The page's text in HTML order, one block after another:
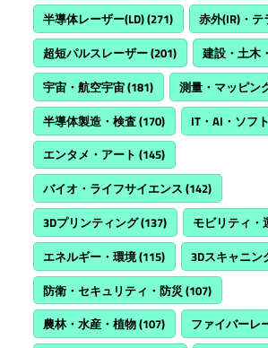
半導体レーザー(LD)(271) 赤外(IR)・テ
超短パルスレーザー(201) 建設・土木
宇宙・航空宇宙(181) 測量・マッピン
半導体製造・検査(170) IT・AI・ソフ
エンタメ・アート (145)
バイオ・ライフサイエンス (142)
3Dプリンティング(137) モビリティ・
エネルギー・環境(115) 3Dスキャニン
防衛・セキュリティ・防災 (107)
農林・水産・植物(107) ファイバーレ